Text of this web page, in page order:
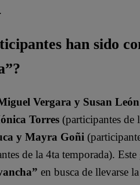
.
han sido
Vergara y Susan León
Torres (participantes de
y Mayra Goñi
de la 4ta temporada).
en busca de llevarse